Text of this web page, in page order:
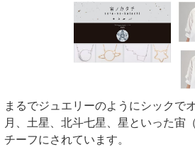
まるでジュエリーのようにシックで
月、土星、北斗七星、星といった宙
チーフにされています。